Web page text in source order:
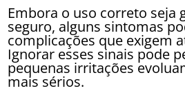
Embora o uso correto seja
seguro, alguns sintomas
complicações que exigem
Ignorar esses sinais pode
pequenas irritações
mais sérios.